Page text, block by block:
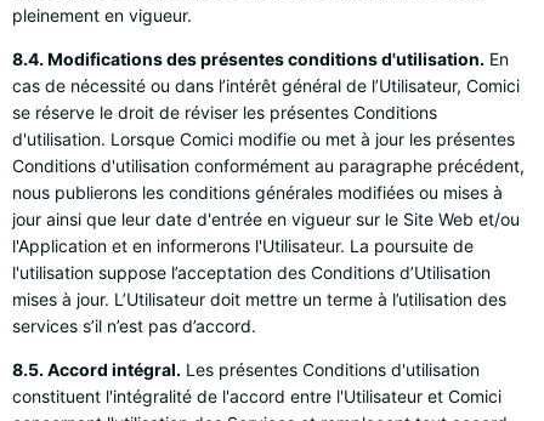
pleinement en vigueur.
8.4. Modifications des présentes conditions d'utilisation. En
cas de nécessité ou dans l’intérêt général de l’Utilisateur, Comici
se réserve le droit de réviser les présentes Conditions
d'utilisation. Lorsque Comici modifie ou met à jour les présentes
Conditions d'utilisation conformément au paragraphe précédent,
nous publierons les conditions générales modifiées ou mises à
jour ainsi que leur date d'entrée en vigueur sur le Site Web et/ou
l'Application et en informerons l'Utilisateur. La poursuite de
l'utilisation suppose l’acceptation des Conditions d’Utilisation
mises à jour. L’Utilisateur doit mettre un terme à l’utilisation des
services s’il n’est pas d’accord.
8.5. Accord intégral. Les présentes Conditions d'utilisation
constituent l'intégralité de l'accord entre l'Utilisateur et Comici